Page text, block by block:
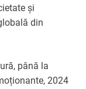
și
din
până la
2024